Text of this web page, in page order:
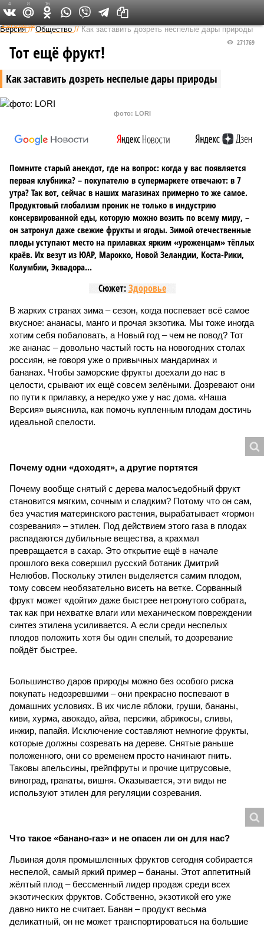
Федеральный выпуск
Версия //Общество //Как заставить дозреть неспелые дары природы
Как заставить дозреть неспелые дары природы
271769
Тот ещё фрукт!
фото: LORI
Помните старый анекдот, где на вопрос: когда у вас появляется
первая клубника? – покупателю в супермаркете отвечают: в 7
утра? Так вот, сейчас в наших магазинах примерно то же самое.
Продуктовый глобализм проник не только в индустрию
консервированной еды, которую можно возить по всему миру, –
он затронул даже свежие фрукты и ягоды. Зимой отечественные
плоды уступают место на прилавках ярким «уроженцам» тёплых
краёв. Их везут из ЮАР, Марокко, Новой Зеландии, Коста-Рики,
Колумбии, Эквадора...
Сюжет:Здоровье
В жарких странах зима – сезон, когда поспевает всё самое
вкусное: ананасы, манго и прочая экзотика. Мы тоже иногда
хотим себя побаловать, а Новый год – чем не повод? Тот
же ананас – довольно частый гость на новогодних столах
россиян, не говоря уже о привычных мандаринах и
бананах. Чтобы заморские фрукты доехали до нас в
целости, срывают их ещё совсем зелёными. Дозревают они
по пути к прилавку, а нередко уже у нас дома. «Наша
Версия» выяснила, как помочь купленным плодам достичь
идеальной спелости.
Почему одни «доходят», а другие портятся
Почему вообще снятый с дерева малосъедобный фрукт
становится мягким, сочным и сладким? Потому что он сам,
без участия материнского растения, вырабатывает «гормон
созревания» – этилен. Под действием этого газа в плодах
распадаются дубильные вещества, а крахмал
превращается в сахар. Это открытие ещё в начале
прошлого века совершил русский ботаник Дмитрий
Нелюбов. Поскольку этилен выделяется самим плодом,
тому совсем необязательно висеть на ветке. Сорванный
фрукт может «дойти» даже быстрее нетронутого собрата,
так как при нехватке влаги или механическом повреждении
синтез этилена усиливается. А если среди неспелых
плодов положить хотя бы один спелый, то дозревание
пойдёт быстрее.
Большинство даров природы можно без особого риска
покупать недозревшими – они прекрасно поспевают в
домашних условиях. В их числе яблоки, груши, бананы,
киви, хурма, авокадо, айва, персики, абрикосы, сливы,
инжир, папайя. Исключение составляют немногие фрукты,
которые должны созревать на дереве. Снятые раньше
положенного, они со временем просто начинают гнить.
Таковы апельсины, грейпфруты и прочие цитрусовые,
виноград, гранаты, вишня. Оказывается, эти виды не
используют этилен для регуляции созревания.
Что такое «банано-газ» и не опасен ли он для нас?
Львиная доля промышленных фруктов сегодня собирается
неспелой, самый яркий пример – бананы. Этот аппетитный
жёлтый плод – бессменный лидер продаж среди всех
экзотических фруктов. Собственно, экзотикой его уже
давно никто не считает. Банан – продукт весьма
деликатный, он не может транспортироваться на большие
4 8 16